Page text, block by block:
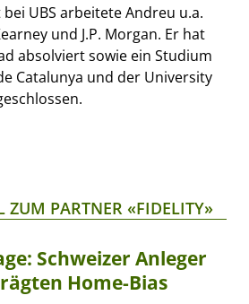
UBS arbeitete Andreu u.a.
und J.P. Morgan. Er hat
absolviert sowie ein Studium
Catalunya und der University
ZUM PARTNER «FIDELITY»
Schweizer Anleger
Home-Bias